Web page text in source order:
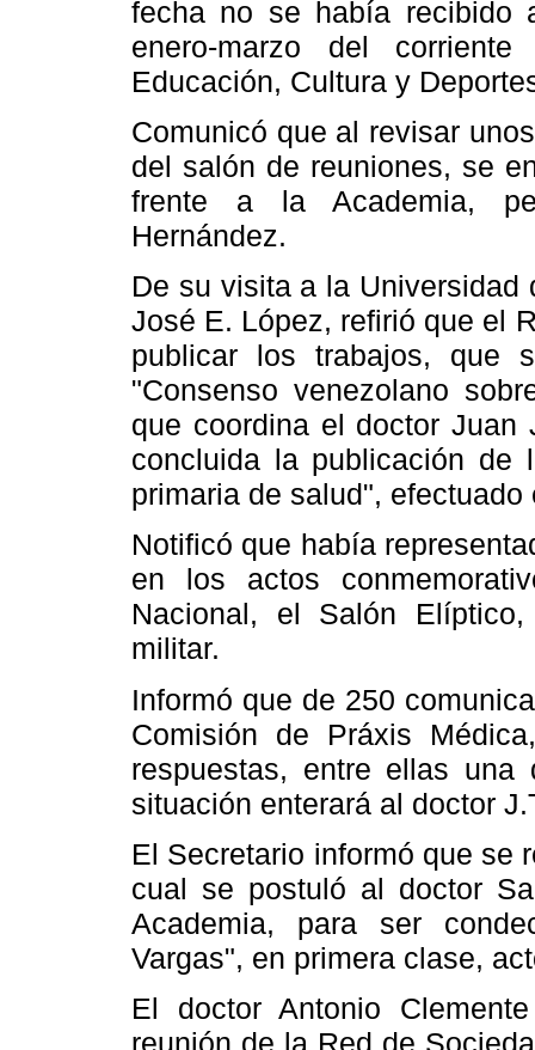
fecha no se había recibido
enero-marzo del
Educación, Cultura y
Comunicó que al revisar
del salón de reuniones, se
frente a la Academia,
Hernández.
De su visita a la Universidad
José E. López, refirió que el
publicar los trabajos, que
"Consenso venezolano
que coordina el doctor Juan
concluida la publicación de
primaria de salud",
Notificó que había
en los actos
Nacional, el Salón
militar.
Informó que de 250
Comisión de Práxis
respuestas, entre ellas
situación enterará al doctor
El Secretario informó que se
cual se postuló al doctor
Academia, para ser
Vargas", en primera clase,
El doctor Antonio
reunión de la Red de